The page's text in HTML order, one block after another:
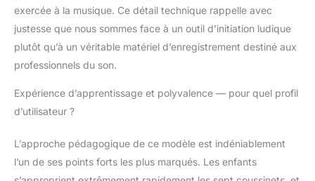
parfait pour les
amateurs de batterie】
cet ensemble de
batterie électronique à
telles que les enfants,
joueurs professionnels.
cadeau d'anniversaire,
exercée à la musique. Ce détail technique rappelle avec
justesse que nous sommes face à un outil d’initiation ludique
plutôt qu’à un véritable matériel d’enregistrement destiné aux
professionnels du son.
Expérience d’apprentissage et polyvalence — pour quel profil
d’utilisateur ?
L’approche pédagogique de ce modèle est indéniablement
l’un de ses points forts les plus marqués. Les enfants